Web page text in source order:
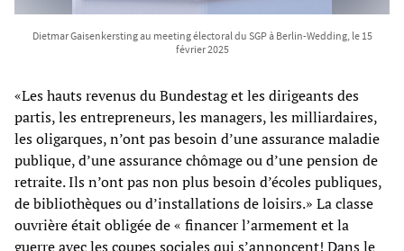
Dietmar Gaisenkersting au meeting électoral du SGP à Berlin-Wedding, le 15
février 2025
«Les hauts revenus du Bundestag et les dirigeants des
partis, les entrepreneurs, les managers, les milliardaires,
les oligarques, n’ont pas besoin d’une assurance maladie
publique, d’une assurance chômage ou d’une pension de
retraite. Ils n’ont pas non plus besoin d’écoles publiques,
de bibliothèques ou d’installations de loisirs.» La classe
ouvrière était obligée de « financer l’armement et la
guerre avec les coupes sociales qui s’annoncent! Dans le